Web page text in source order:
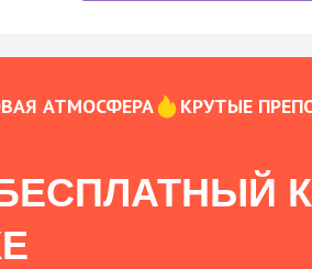
АТМОСФЕРА КРУТЫЕ